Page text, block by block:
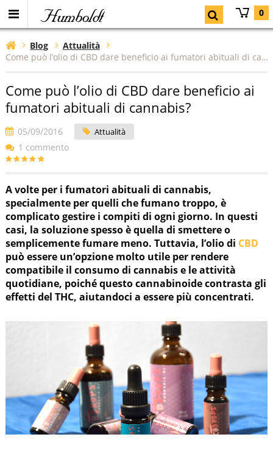
Humboldt 0
Blog
Attualità
Come può l’olio di CBD dare beneficio ai fumatori abituali di cannabis?
Come può l’olio di CBD dare beneficio ai
fumatori abituali di cannabis?
05/09/2016 Attualità
1 commento
A volte per i fumatori abituali di cannabis,
specialmente per quelli che fumano troppo, è
complicato gestire i compiti di ogni giorno. In questi
casi, la soluzione spesso è quella di smettere o
semplicemente fumare meno. Tuttavia, l’olio di CBD
può essere un’opzione molto utile per rendere
compatibile il consumo di cannabis e le attività
quotidiane, poiché questo cannabinoide contrasta gli
effetti del THC, aiutandoci a essere più concentrati.